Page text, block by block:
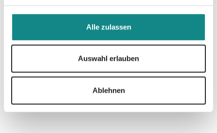
Alle zulassen
Auswahl erlauben
Ablehnen
Zur Übersicht